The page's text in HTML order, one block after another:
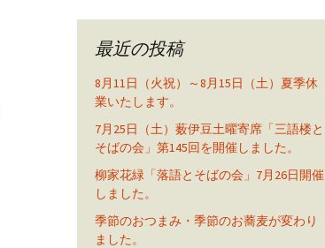
最近の投稿
8月11日（火祝）～8月15日（土）夏季休
業いたします。
7月25日（土）薮伊豆土曜寄席「三語楼と
そばの会」第145回を開催しました。
柳家花緑「落語とそばの会」7月26日開催
しました。
季節のおつまみ・季節のお蕎麦が変わり
ました。